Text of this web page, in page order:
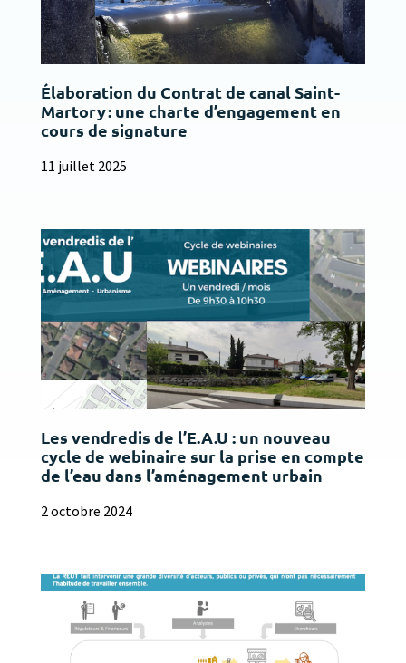
Élaboration du Contrat de canal Saint-
Martory : une charte d’engagement en
cours de signature
11 juillet 2025
Les vendredis de l’E.A.U : un nouveau
cycle de webinaire sur la prise en compte
de l’eau dans l’aménagement urbain
2 octobre 2024